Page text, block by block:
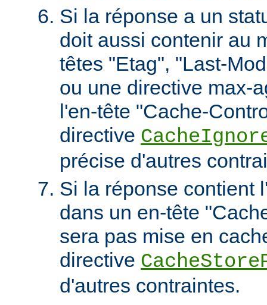
Si la réponse a un
doit aussi contenir au
têtes "Etag", "Last-
ou une directive max-
l'en-tête "Cache-
directive
précise d'autres
Si la réponse contient
dans un en-tête
sera pas mise en
directive
d'autres contraintes.